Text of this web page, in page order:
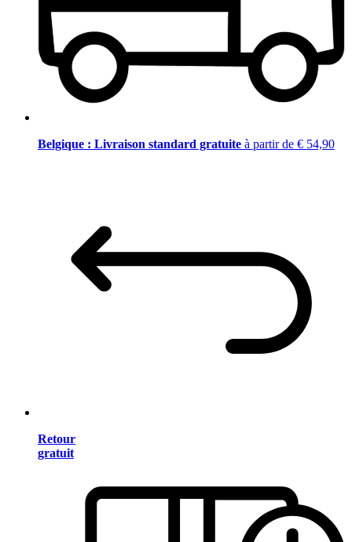
Belgique : Livraison standard gratuite à partir de € 54,90
Retour
gratuit